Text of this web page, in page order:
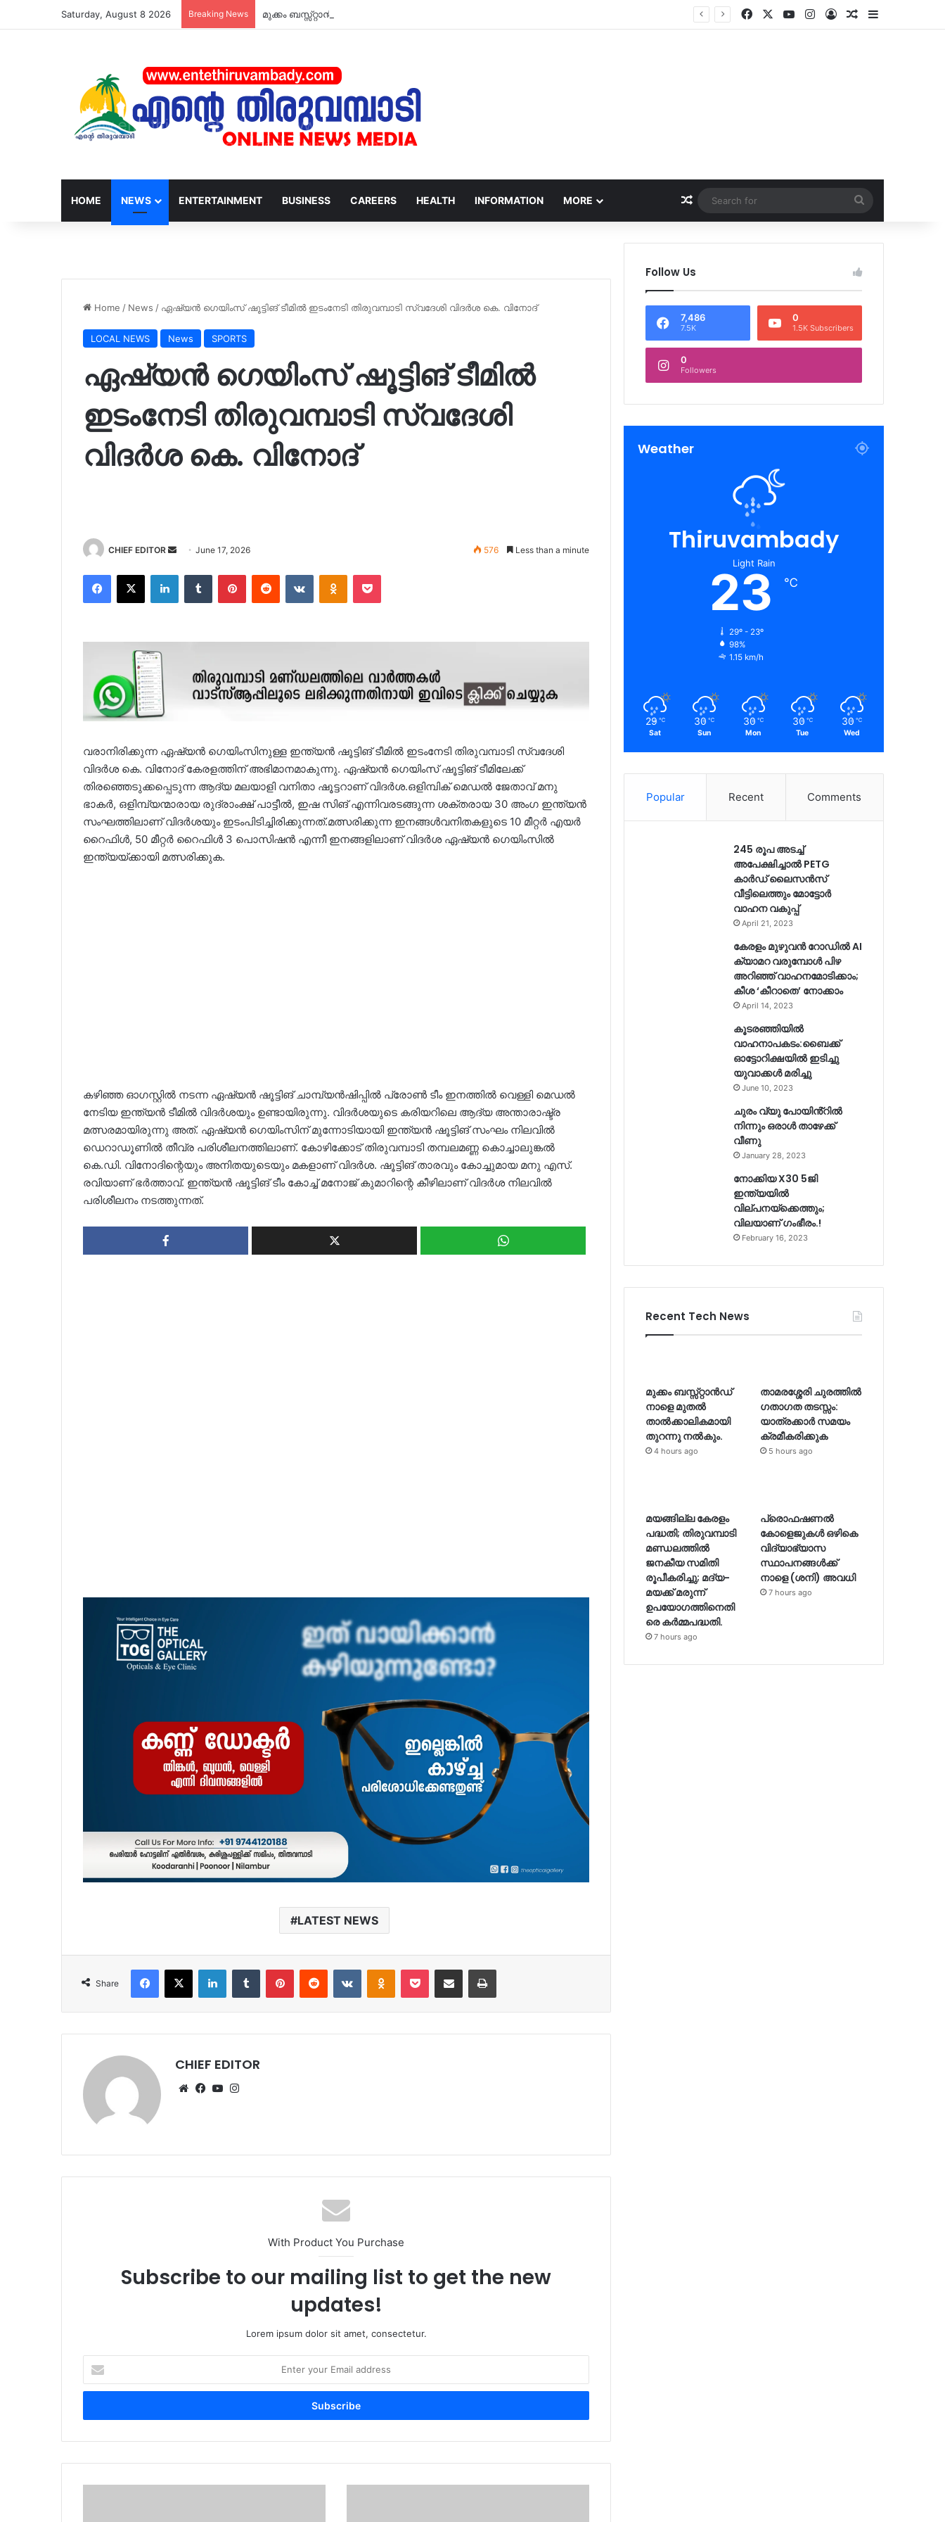
Saturday, August 8 2026 Breaking News മുക്കം ബസ്സ്റ്റാന്‍ഡ് നാളെ മുതല്‍ താല്‍ക്കാലികമായി തുറന്നു നല്‍കും. FacebookYouTubeInstagram
Log InRandom Article
Sidebar
HOME NEWS ENTERTAINMENT BUSINESS CAREERS HEALTH INFORMATION MORE Random Article
for
Home / News / ഏഷ്യൻ ഗെയിംസ് ഷൂട്ടിങ് ടീമിൽ ഇടംനേടി തിരുവമ്പാടി സ്വദേശി വിദർശ കെ. വിനോദ്
LOCAL NEWS News SPORTS
ഏഷ്യൻ ഗെയിംസ് ഷൂട്ടിങ് ടീമിൽ
ഇടംനേടി തിരുവമ്പാടി സ്വദേശി
വിദർശ കെ. വിനോദ്
CHIEF EDITOR
Send
email
June 17, 2026 576 Less than a minute
Facebook
X LinkedInTumblr PinterestReddit VKontakteOdnoklassniki
Pocket
വരാനിരിക്കുന്ന ഏഷ്യൻ ഗെയിംസിനുള്ള ഇന്ത്യൻ ഷൂട്ടിങ് ടീമിൽ ഇടംനേടി തിരുവമ്പാടി സ്വദേശി
വിദർശ കെ. വിനോദ് കേരളത്തിന് അഭിമാനമാകുന്നു. ഏഷ്യൻ ഗെയിംസ് ഷൂട്ടിങ് ടീമിലേക്ക്
തിരഞ്ഞെടുക്കപ്പെടുന്ന ആദ്യ മലയാളി വനിതാ ഷൂട്ടറാണ് വിദർശ.ഒളിമ്പിക് മെഡൽ ജേതാവ് മനു
ഭാകർ, ഒളിമ്പ്യന്മാരായ രുദ്രാംക്ഷ് പാട്ടീൽ, ഇഷ സിങ് എന്നിവരടങ്ങുന്ന ശക്തരായ 30 അംഗ ഇന്ത്യൻ
സംഘത്തിലാണ് വിദർശയും ഇടംപിടിച്ചിരിക്കുന്നത്.മത്സരിക്കുന്ന ഇനങ്ങൾവനിതകളുടെ 10 മീറ്റർ എയർ
റൈഫിൾ, 50 മീറ്റർ റൈഫിൾ 3 പൊസിഷൻ എന്നീ ഇനങ്ങളിലാണ് വിദർശ ഏഷ്യൻ ഗെയിംസിൽ
ഇന്ത്യയ്ക്കായി മത്സരിക്കുക.
കഴിഞ്ഞ ഓഗസ്റ്റിൽ നടന്ന ഏഷ്യൻ ഷൂട്ടിങ് ചാമ്പ്യൻഷിപ്പിൽ പ്രോൺ ടീം ഇനത്തിൽ വെള്ളി മെഡൽ
നേടിയ ഇന്ത്യൻ ടീമിൽ വിദർശയും ഉണ്ടായിരുന്നു. വിദർശയുടെ കരിയറിലെ ആദ്യ അന്താരാഷ്ട്ര
മത്സരമായിരുന്നു അത്. ഏഷ്യൻ ഗെയിംസിന് മുന്നോടിയായി ഇന്ത്യൻ ഷൂട്ടിങ് സംഘം നിലവിൽ
ഡെറാഡൂണിൽ തീവ്ര പരിശീലനത്തിലാണ്. കോഴിക്കോട് തിരുവമ്പാടി തമ്പലമണ്ണ കൊച്ചാലുങ്കൽ
കെ.ഡി. വിനോദിന്റെയും അനിതയുടെയും മകളാണ് വിദർശ. ഷൂട്ടിങ് താരവും കോച്ചുമായ മനു എസ്.
രവിയാണ് ഭർത്താവ്. ഇന്ത്യൻ ഷൂട്ടിങ് ടീം കോച്ച് മനോജ് കുമാറിന്റെ കീഴിലാണ് വിദർശ നിലവിൽ
പരിശീലനം നടത്തുന്നത്.
LATEST NEWS
Share
Facebook
X LinkedInTumblr PinterestReddit VKontakteOdnoklassniki
Pocket Share via Email Print
CHIEF EDITOR
WebsiteFacebook
YouTube
With Product You Purchase
Subscribe to our mailing list to get the new
updates!
Lorem ipsum dolor sit amet, consectetur.
your
Email
Follow Us
7,486
7.5K
0
1.5K Subscribers
0
Followers
Weather
Thiruvambady
Light Rain
23 ℃
29º - 23º
98%
1.15 km/h
29 ℃
Sat
30 ℃
Sun
30 ℃
Mon
30 ℃
Tue
30 ℃
Wed
Popular Recent Comments
245 രൂപ അടച്ച്
അപേക്ഷിച്ചാൽ PETG
കാർഡ് ലൈസൻസ്
വീട്ടിലെത്തും മോട്ടോർ
വാഹന വകുപ്പ്
April 21, 2023
കേരളം മുഴുവന്‍ റോഡില്‍ AI
ക്യാമറ വരുമ്പോള്‍ പിഴ
അറിഞ്ഞ് വാഹനമോടിക്കാം;
കീശ ‘കീറാതെ’ നോക്കാം
April 14, 2023
കൂടരഞ്ഞിയിൽ
വാഹനാപകടം:ബൈക്ക്
ഓട്ടോറിക്ഷയിൽ ഇടിച്ചു
യുവാക്കൾ മരിച്ചു
June 10, 2023
ചുരം വ്യു പോയിൻ്റിൽ
നിന്നും ഒരാൾ താഴേക്ക്
വീണു
January 28, 2023
നോക്കിയ X30 5ജി
ഇന്ത്യയിൽ
വില്പനയ്ക്കെത്തും;
വിലയാണ് ഗംഭീരം.!
February 16, 2023
Recent Tech News
മുക്കം ബസ്സ്റ്റാന്‍ഡ്
നാളെ മുതല്‍
താല്‍ക്കാലികമായി
തുറന്നു നല്‍കും.
4 hours ago
താമരശ്ശേരി ചുരത്തിൽ
ഗതാഗത തടസ്സം:
യാത്രക്കാർ സമയം
ക്രമീകരിക്കുക
5 hours ago
മയങ്ങില്ല കേരളം
പദ്ധതി; തിരുവമ്പാടി
മണ്ഡലത്തിൽ
ജനകീയ സമിതി
രൂപീകരിച്ചു; മദ്യ-
മയക്ക് മരുന്ന്
ഉപയോഗത്തിനെതി
രെ കർമ്മപദ്ധതി.
7 hours ago
പ്രൊഫഷണൽ
കോളെജുകൾ ഒഴികെ
വിദ്യാഭ്യാസ
സ്ഥാപനങ്ങൾക്ക്
നാളെ (ശനി) അവധി
7 hours ago